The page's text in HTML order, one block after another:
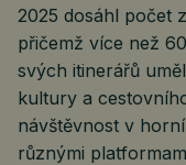
2025 dosáhl počet
přičemž více než
svých itinerářů
kultury a
návštěvnost v
různými